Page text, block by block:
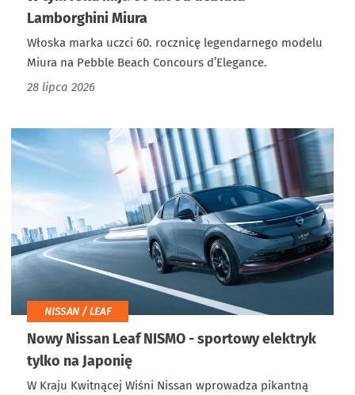
Lamborghini Miura
Włoska marka uczci 60. rocznicę legendarnego modelu
Miura na Pebble Beach Concours d’Elegance.
28 lipca 2026
NISSAN / LEAF
Nowy Nissan Leaf NISMO - sportowy elektryk
tylko na Japonię
W Kraju Kwitnącej Wiśni Nissan wprowadza pikantną